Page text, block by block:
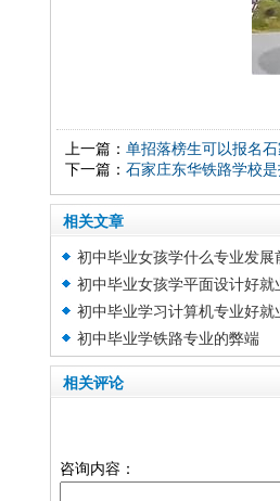
上一篇： 单招落榜生可以报名
下一篇： 石家庄东华铁路学校
相关文章
初中毕业女孩学什么专业发展
初中毕业女孩学平面设计好就
初中毕业学习计算机专业好就
初中毕业学铁路专业的弊端
相关评论
咨询内容：